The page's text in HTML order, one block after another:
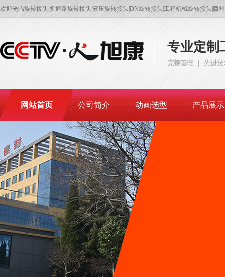
欢迎光临旋转接头|多通路旋转接头|液压旋转接头|DN旋转接头|工程机械旋转接头|滕
专业定制
完善管理 | 先进
网站首页 公司简介 动画选型 产品展示